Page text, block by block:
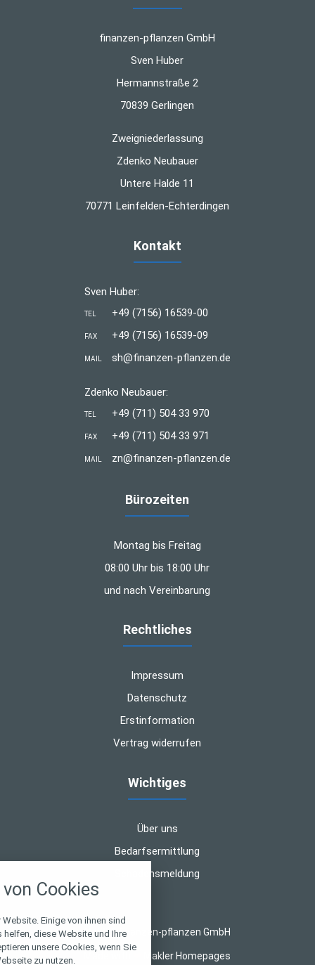
finanzen-pflanzen GmbH
Sven Huber
Hermannstraße 2
70839 Gerlingen
Zweigniederlassung
Zdenko Neubauer
Untere Halde 11
70771 Leinfelden-Echterdingen
Kontakt
Sven Huber:
TEL +49 (7156) 16539-00
FAX +49 (7156) 16539-09
MAIL sh@finanzen-pflanzen.de
Zdenko Neubauer:
TEL +49 (711) 504 33 970
FAX +49 (711) 504 33 971
MAIL zn@finanzen-pflanzen.de
Bürozeiten
Montag bis Freitag
08:00 Uhr bis 18:00 Uhr
und nach Vereinbarung
Rechtliches
Impressum
Datenschutz
Erstinformation
Vertrag widerrufen
Wichtiges
Über uns
Bedarfsermittlung
Schadensmeldung
© 2026 finanzen-pflanzen GmbH
Makler Homepages
Cookies
Einige von ihnen sind
diese Website und Ihre
unsere Cookies, wenn Sie
zu nutzen.
alle verwendeten Cookies und
zu blockieren.
Notwendig